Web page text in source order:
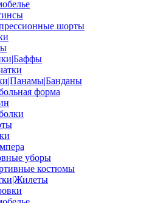
шорты
форма
уборы
костюмы